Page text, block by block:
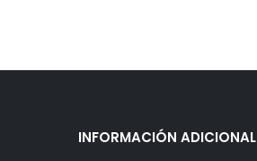
INFORMACIÓN ADICIONAL